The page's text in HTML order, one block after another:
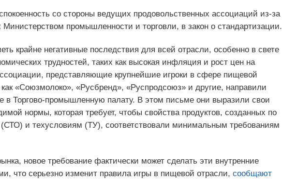
со стороны ведущих продовольственных ассоциаций из-за
Министерством промышленности и торговли, в закон о стандартизации.
крайне негативные последствия для всей отрасли, особенно в свете
трудностей, таких как высокая инфляция и рост цен на
представляющие крупнейшие игроки в сфере пищевой
«Союзмолоко», «Русбренд», «Руспродсоюз» и другие, направили
в Торгово-промышленную палату. В этом письме они выразили свои
нормы, которая требует, чтобы свойства продуктов, созданных по
и техусловиям (ТУ), соответствовали минимальным требованиям
новое требование фактически может сделать эти внутренние
что серьезно изменит правила игры в пищевой отрасли, сообщают